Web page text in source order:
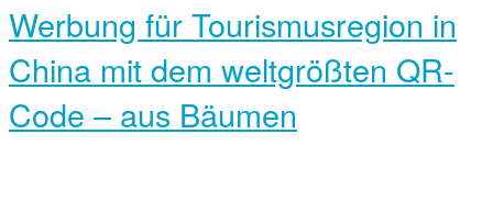
Werbung für Tourismus­region in
China mit dem welt­größten QR-
Code – aus Bäumen